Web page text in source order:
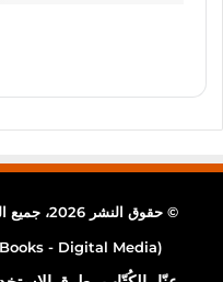
© حقوق النشر 2026، جميع الحقوق محفوظة |
- Digital Media) -